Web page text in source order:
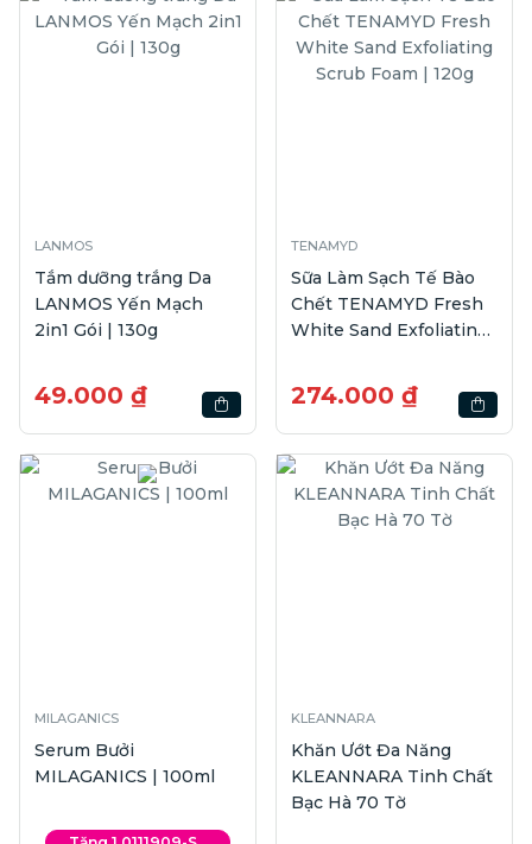
LANMOS
Tắm dưỡng trắng Da
LANMOS Yến Mạch
2in1 Gói | 130g
49.000 ₫
TENAMYD
Sữa Làm Sạch Tế Bào
Chết TENAMYD Fresh
White Sand Exfoliating
274.000 ₫
MILAGANICS
Serum Bưởi
MILAGANICS | 100ml
KLEANNARA
Khăn Ướt Đa Năng
KLEANNARA Tinh Chất
Bạc Hà 70 Tờ